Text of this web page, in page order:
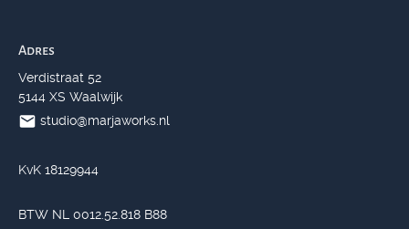
Adres
Verdistraat 52
5144 XS Waalwijk
studio@marjaworks.nl
KvK 18129944
BTW NL 0012.52.818 B88